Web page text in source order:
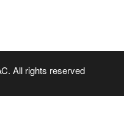
All rights reserved